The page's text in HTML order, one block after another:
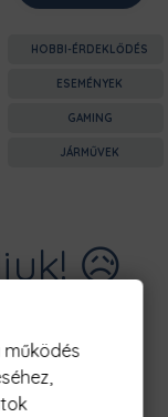
HOBBI-ÉRDEKLŐDÉS
ESEMÉNYEK
GAMING
JÁRMŰVEK
😥
off Férfi